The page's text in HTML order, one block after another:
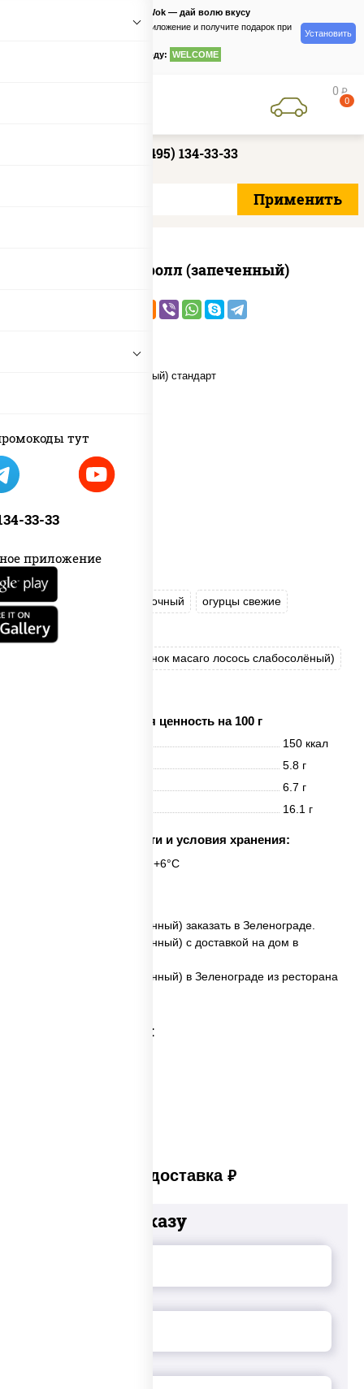
тут
33-33
приложение
PizzaSushiWok — дай волю вкусу
Скачайте приложение и получите подарок при
по промокоду: WELCOME
Установить
0 руб
0
+7 (495) 134-33-33
Сальмон ролл (запеченный)
рис сыр сливочный огурцы свежие
икра "Масаго"
соус "Яки" (майонез чеснок масаго лосось слабосолёный)
Пищевая ценность на 100 г
150 ккал
5.8 г
6.7 г
16.1 г
Срок годности и условия хранения:
6 часов при t° от +2°C до +6°C
✅ Сальмон ролл (запеченный) заказать в Зеленограде.
✅ Сальмон ролл (запеченный) с доставкой на дом в
✅ Сальмон ролл (запеченный) в Зеленограде из ресторана
Категории товара:
Платная доставка руб
Добавьте к заказу